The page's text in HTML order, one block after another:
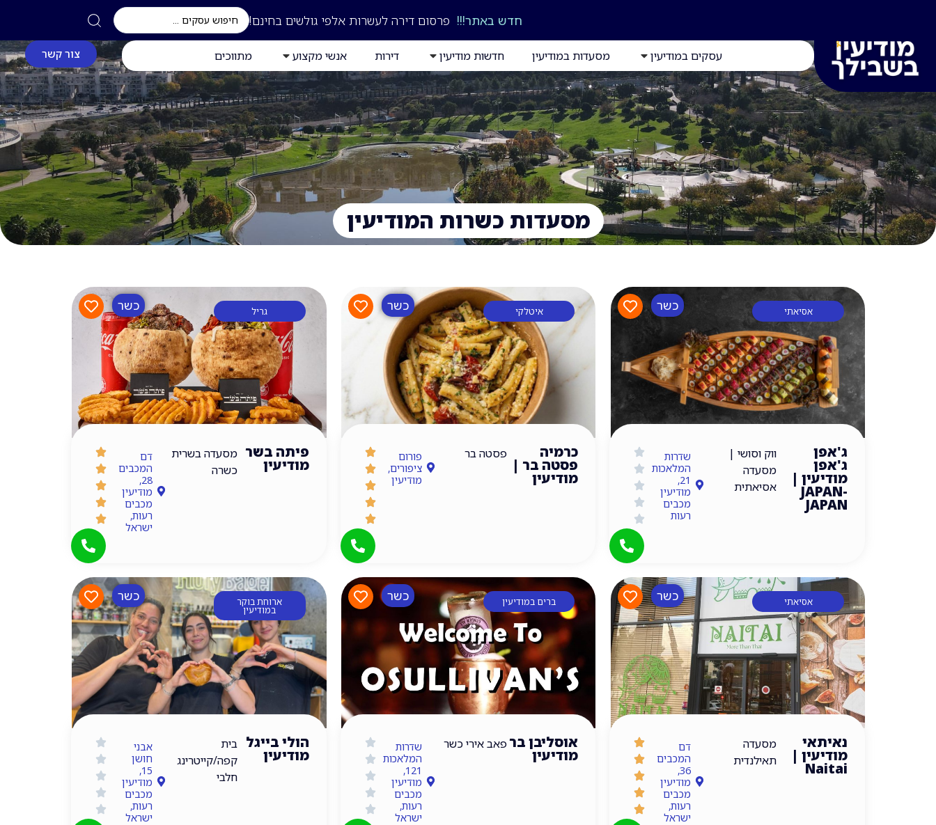
חדש באתר!!!פרסום דירה לעשרות אלפי גולשים בחינם!
עסקים במודיעין מסעדות במודיעין חדשות מודיעין דירות אנשי מקצוע מתווכים צור קשר
מסעדות כשרות המודיעין
אסיאתי כשר
ג'אפן
ג'אפן
מודיעין |
JAPAN-
JAPAN
ווק וסושי |
מסעדה
אסיאתית
שדרות
המלאכות
21,
מודיעין
מכבים
רעות
איטלקי כשר
כרמיה
פסטה בר |
מודיעין
פסטה בר
פורום
ציפורים,
מודיעין
גריל כשר
פיתה בשר
מודיעין
מסעדה בשרית
כשרה
דם
המכבים
28,
מודיעין
מכבים
רעות,
ישראל
אסיאתי כשר
נאיתאי
מודיעין |
Naitai
מסעדה
תאילנדית
דם
המכבים
36,
מודיעין
מכבים
רעות,
ישראל
ברים במודיעין כשר
אוסליבן בר
מודיעין
פאב אירי כשר
שדרות
המלאכות
121,
מודיעין
מכבים
רעות,
ישראל
ארוחת בוקר
במודיעין
כשר
הולי בייגל
מודיעין
בית
קפה/קייטרינג
חלבי
אבני
חושן
15,
מודיעין
מכבים
רעות,
ישראל